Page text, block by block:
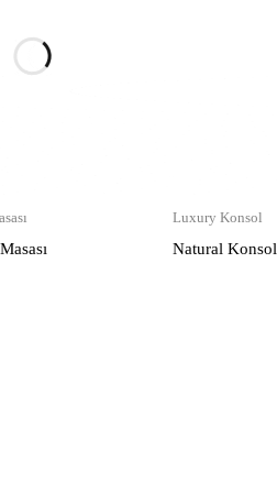
Luxury Konsol
Natural Konsol